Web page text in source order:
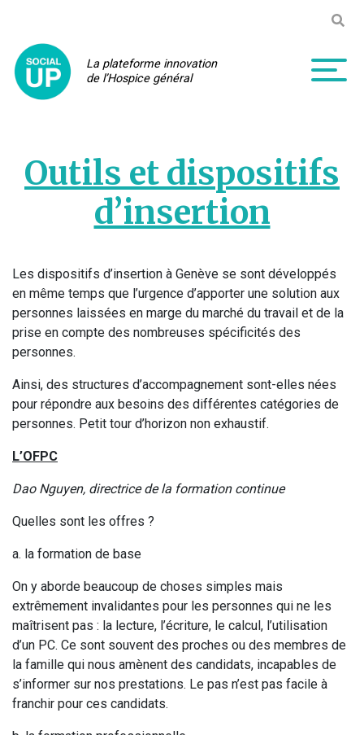
content
La plateforme innovation
de l’Hospice général
Outils et dispositifs
d’insertion
Les dispositifs d’insertion à Genève se sont développés
en même temps que l’urgence d’apporter une solution aux
personnes laissées en marge du marché du travail et de la
prise en compte des nombreuses spécificités des
personnes.
Ainsi, des structures d’accompagnement sont-elles nées
pour répondre aux besoins des différentes catégories de
personnes. Petit tour d’horizon non exhaustif.
L’OFPC
Dao Nguyen, directrice de la formation continue
Quelles sont les offres ?
a. la formation de base
On y aborde beaucoup de choses simples mais
extrêmement invalidantes pour les personnes qui ne les
maîtrisent pas : la lecture, l’écriture, le calcul, l’utilisation
d’un PC. Ce sont souvent des proches ou des membres de
la famille qui nous amènent des candidats, incapables de
s’informer sur nos prestations. Le pas n’est pas facile à
franchir pour ces candidats.